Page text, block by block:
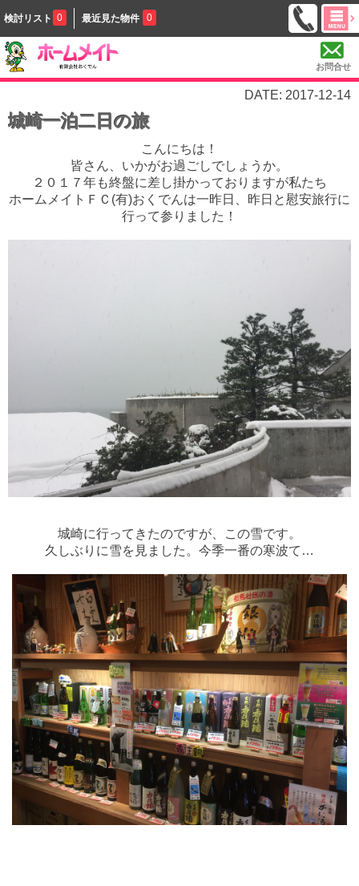
検討リスト 0 最近見た物件 0
お問合せ
DATE: 2017-12-14
城崎一泊二日の旅
こんにちは！
皆さん、いかがお過ごしでしょうか。
２０１７年も終盤に差し掛かっておりますが私たち
ホームメイトＦＣ(有)おくでんは一昨日、昨日と慰安旅行に
行って参りました！
城崎に行ってきたのですが、この雪です。
久しぶりに雪を見ました。今季一番の寒波て…